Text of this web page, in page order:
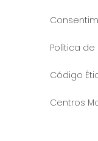
Política
Código
Centros